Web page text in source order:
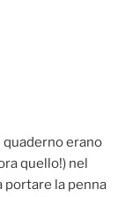
quaderno erano
quello!) nel
portare la penna